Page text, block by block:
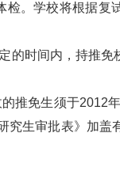
。学校将根据复
时间内，持推免
免生须于2012
究生审批表》加盖